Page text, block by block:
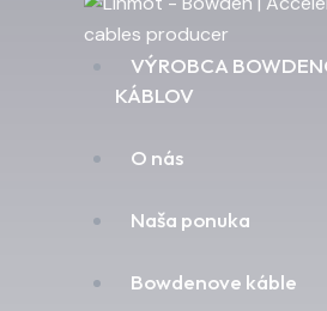
VÝROBCA
KÁBLOV
O nás
Naša ponuka
Bowdenove káble